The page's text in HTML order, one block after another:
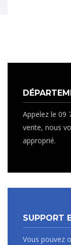
Appelez le 09
vente, nous
approprié.
SUPPORT
Vous pouvez